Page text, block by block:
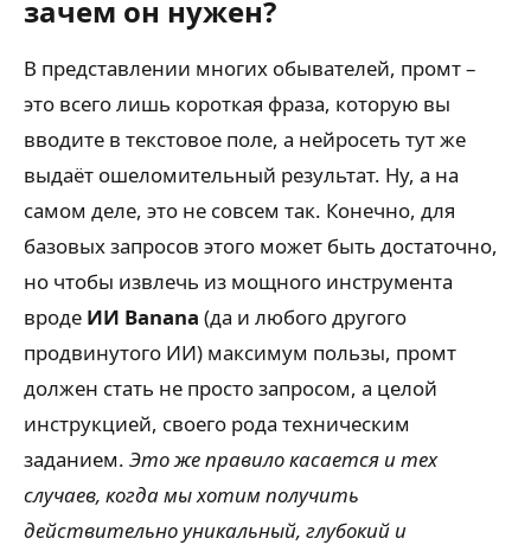
зачем он нужен?
В представлении многих обывателей, промт –
это всего лишь короткая фраза, которую вы
вводите в текстовое поле, а нейросеть тут же
выдаёт ошеломительный результат. Ну, а на
самом деле, это не совсем так. Конечно, для
базовых запросов этого может быть достаточно,
но чтобы извлечь из мощного инструмента
вроде ИИ Banana (да и любого другого
продвинутого ИИ) максимум пользы, промт
должен стать не просто запросом, а целой
инструкцией, своего рода техническим
заданием. Это же правило касается и тех
случаев, когда мы хотим получить
действительно уникальный, глубокий и